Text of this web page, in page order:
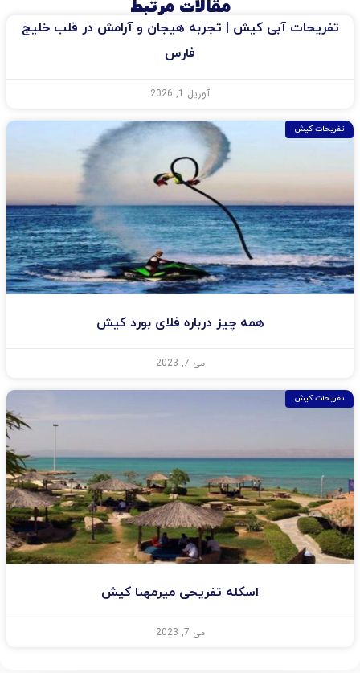
مقالات مرتبط
تفریحات آبی کیش | تجربه هیجان و آرامش در قلب خلیج
فارس
آوریل 1, 2026
تفریحات کیش
همه چیز درباره فلای بورد کیش
می 7, 2023
تفریحات کیش
اسکله تفریحی میرمهنا کیش
می 7, 2023